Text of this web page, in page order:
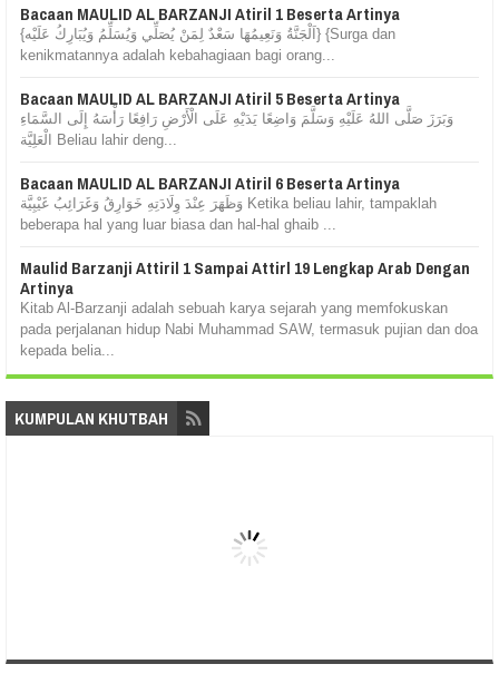
Bacaan MAULID AL BARZANJI Atiril 1 Beserta Artinya
{اَلْجَنَّةُ وَنَعِيمُهَا سَعْدٌ لِمَنْ يُصَلِّي وَيُسَلِّمُ وَيُبَارِكُ عَلَيْه} {Surga dan
kenikmatannya adalah kebahagiaan bagi orang...
Bacaan MAULID AL BARZANJI Atiril 5 Beserta Artinya
وَبَرَزَ صَلَّى اللهُ عَلَيْهِ وَسَلَّمَ وَاضِعًا يَدَيْهِ عَلَى الْأَرْضِ رَافِعًا رَأْسَهُ إِلَى السَّمَاءِ
الْعَلِيَّة Beliau lahir deng...
Bacaan MAULID AL BARZANJI Atiril 6 Beserta Artinya
وَظَهَرَ عِنْدَ وِلَادَتِهِ خَوَارِقُ وَغَرَائِبُ غَيْبِيَّة Ketika beliau lahir, tampaklah
beberapa hal yang luar biasa dan hal-hal ghaib ...
Maulid Barzanji Attiril 1 Sampai Attirl 19 Lengkap Arab Dengan
Artinya
Kitab Al-Barzanji adalah sebuah karya sejarah yang memfokuskan
pada perjalanan hidup Nabi Muhammad SAW, termasuk pujian dan doa
kepada belia...
KUMPULAN KHUTBAH